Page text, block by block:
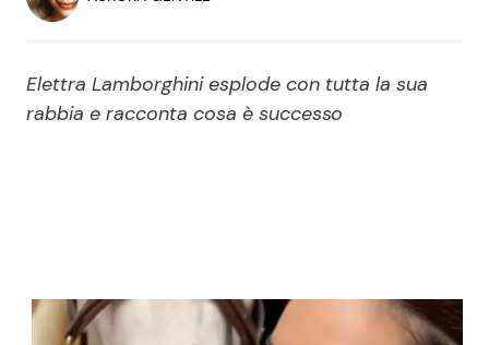
Economia
Persone Scomparse Programmi TV
News Cinema News dal mondo
Elettra Lamborghini esplode con tutta la sua
rabbia e racconta cosa è successo